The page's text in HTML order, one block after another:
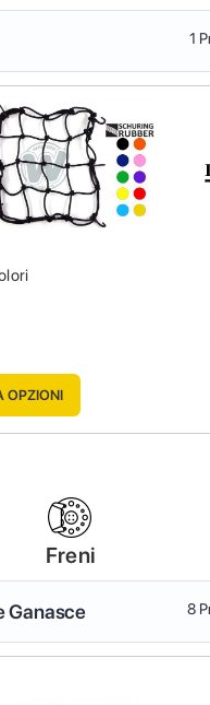
1
OPZIONI
Freni
Ganasce 8